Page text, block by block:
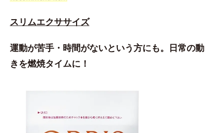
スリムエクササイズ
運動が苦手・時間がないという方にも。日常の動
きを燃焼タイムに！